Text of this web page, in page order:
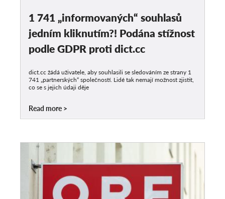
1 741 „informovaných“ souhlasů
jedním kliknutím?! Podána stížnost
podle GDPR proti dict.cc
dict.cc žádá uživatele, aby souhlasili se sledováním ze strany 1
741 „partnerských“ společností. Lidé tak nemají možnost zjistit,
co se s jejich údaji děje
Read more